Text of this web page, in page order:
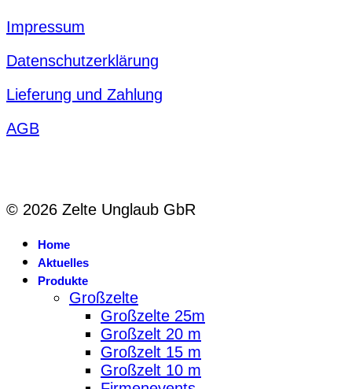
Impressum
Datenschutzerklärung
Lieferung und Zahlung
AGB
© 2026 Zelte Unglaub GbR
Home
Aktuelles
Produkte
Großzelte
Großzelte 25m
Großzelt 20 m
Großzelt 15 m
Großzelt 10 m